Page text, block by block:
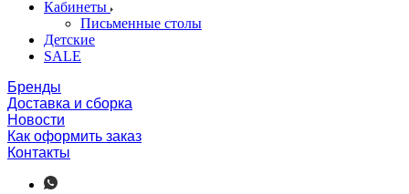
Кабинеты
Письменные столы
Детские
SALE
Бренды
Доставка и сборка
Новости
Как оформить заказ
Контакты